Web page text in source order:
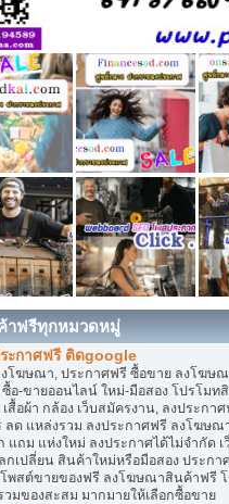
าฟรีทุกหมวดหมู่
ระกาศฟรี ติดgoogle
โฆษณา, ประกาศฟรี ซื้อขาย ลงโฆษณ
-ขายออนไลน์ ใหม่-มือสอง โปรโมท
เสื้อผ้า กล้อง เว็บสมัครงาน, ลงประ
ลด แหล่งรวม ลงประกาศฟรี ลงโฆษ
แถม แห่งใหม่ ลงประกาศได้ไม่จำกัด
เปลี่ยน สินค้าใหม่หรือมือสอง ประกา
พสต์ขายของฟรี ลงโฆษณาสินค้าฟรี
มของสะสม มากมายให้เลือกซื้อขาย